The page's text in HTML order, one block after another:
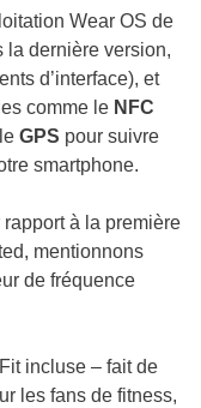
Wear OS de
la dernière version,
d’interface), et
comme le NFC
GPS pour suivre
smartphone.
à la première
mentionnons
de fréquence
incluse – fait de
les fans de fitness,